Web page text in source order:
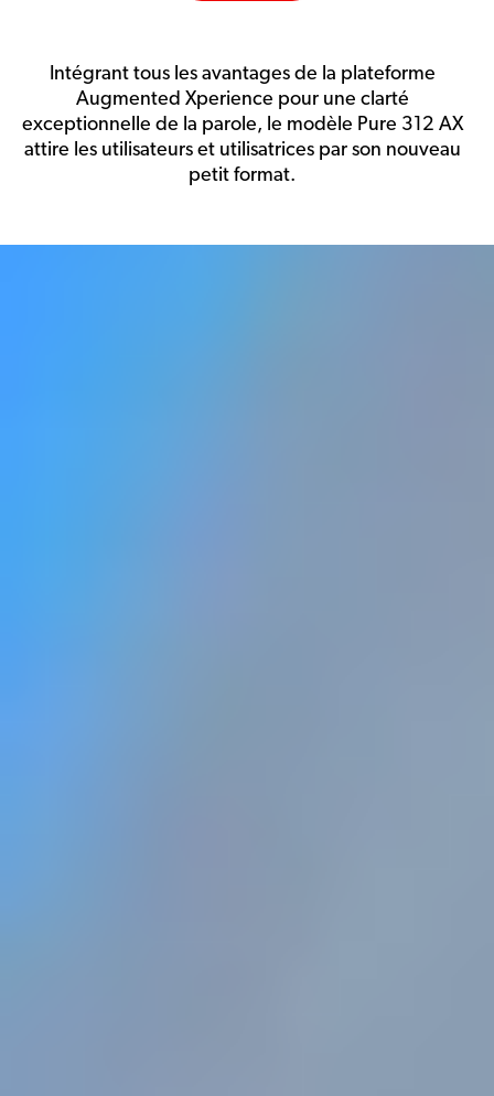
Intégrant tous les avantages de la plateforme
Augmented Xperience pour une clarté
exceptionnelle de la parole, le modèle Pure 312 AX
attire les utilisateurs et utilisatrices par son nouveau
petit format.